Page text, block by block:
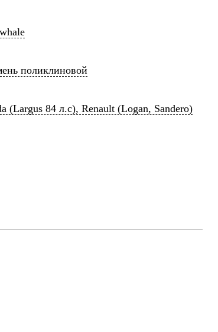
поликлиновой
(Largus 84 л.с), Renault (Logan, Sandero)